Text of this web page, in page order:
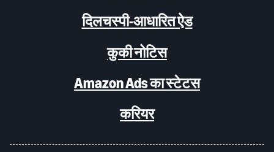
दिलचस्पी-आधारित ऐड
कुकी नोटिस
Amazon Ads का स्टेटस
करियर